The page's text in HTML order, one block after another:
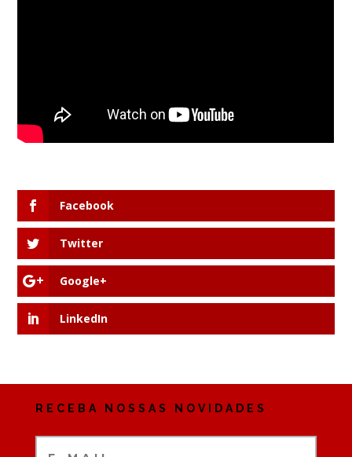
Facebook
Twitter
Google+
LinkedIn
RECEBA NOSSAS NOVIDADES